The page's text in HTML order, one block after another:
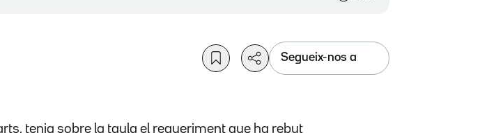
Segueix-nos a
tenia sobre la taula el requeriment que ha rebut